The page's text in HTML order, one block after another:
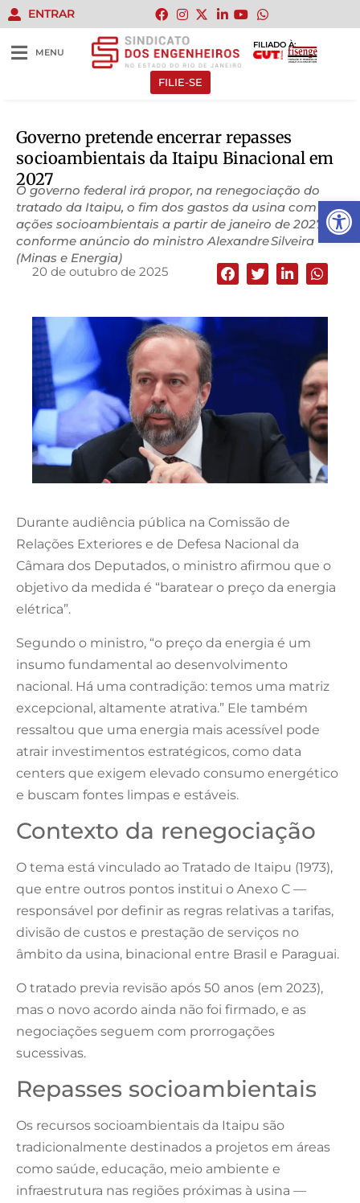
Abrir
ENTRAR
MENU
FILIADO À:
FILIE-SE
Governo pretende encerrar repasses
socioambientais da Itaipu Binacional em
2027
O governo federal irá propor, na renegociação do
tratado da Itaipu, o fim dos gastos da usina com
ações socioambientais a partir de janeiro de 2027,
conforme anúncio do ministro Alexandre Silveira
(Minas e Energia)
20 de outubro de 2025
Durante audiência pública na Comissão de
Relações Exteriores e de Defesa Nacional da
Câmara dos Deputados, o ministro afirmou que o
objetivo da medida é “baratear o preço da energia
elétrica”.
Segundo o ministro, “o preço da energia é um
insumo fundamental ao desenvolvimento
nacional. Há uma contradição: temos uma matriz
excepcional, altamente atrativa.” Ele também
ressaltou que uma energia mais acessível pode
atrair investimentos estratégicos, como data
centers que exigem elevado consumo energético
e buscam fontes limpas e estáveis.
Contexto da renegociação
O tema está vinculado ao Tratado de Itaipu (1973),
que entre outros pontos institui o Anexo C —
responsável por definir as regras relativas a tarifas,
divisão de custos e prestação de serviços no
âmbito da usina, binacional entre Brasil e Paraguai.
O tratado previa revisão após 50 anos (em 2023),
mas o novo acordo ainda não foi firmado, e as
negociações seguem com prorrogações
sucessivas.
Repasses socioambientais
Os recursos socioambientais da Itaipu são
tradicionalmente destinados a projetos em áreas
como saúde, educação, meio ambiente e
infraestrutura nas regiões próximas à usina —